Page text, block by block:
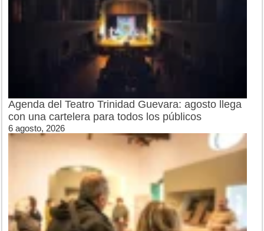
Agenda del Teatro Trinidad Guevara: agosto llega
con una cartelera para todos los públicos
6 agosto, 2026